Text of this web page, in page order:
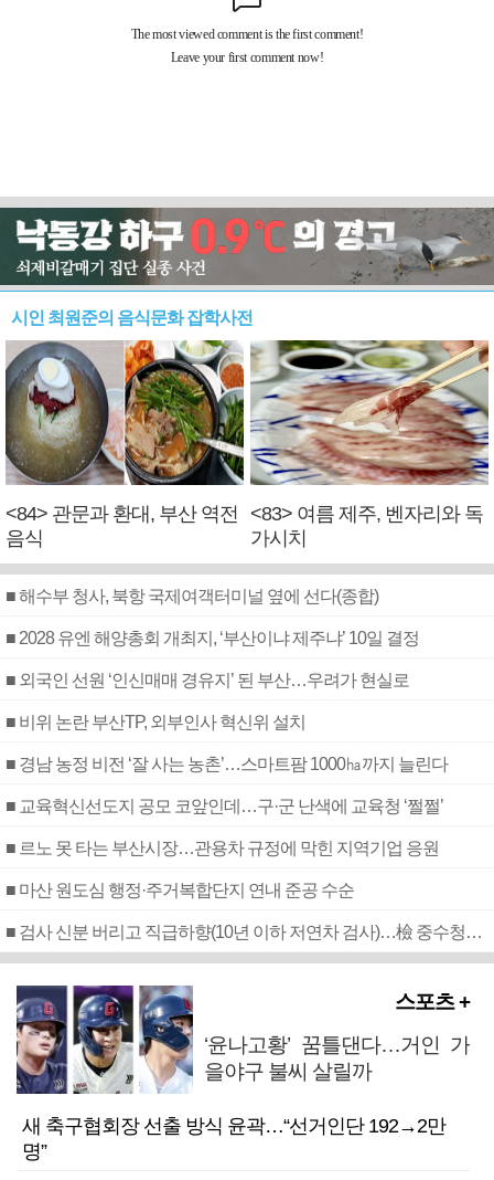
시인 최원준의 음식문화 잡학사전
<84> 관문과 환대, 부산 역전
음식
<83> 여름 제주, 벤자리와 독
가시치
■ 해수부 청사, 북항 국제여객터미널 옆에 선다(종합)
■ 2028 유엔 해양총회 개최지, ‘부산이냐 제주냐’ 10일 결정
■ 외국인 선원 ‘인신매매 경유지’ 된 부산…우려가 현실로
■ 비위 논란 부산TP, 외부인사 혁신위 설치
■ 경남 농정 비전 ‘잘 사는 농촌’…스마트팜 1000㏊까지 늘린다
■ 교육혁신선도지 공모 코앞인데…구·군 난색에 교육청 ‘쩔쩔’
■ 르노 못 타는 부산시장…관용차 규정에 막힌 지역기업 응원
■ 마산 원도심 행정·주거복합단지 연내 준공 수순
■ 검사 신분 버리고 직급하향(10년 이하 저연차 검사)…檢 중수청행 기피
스포츠 +
‘윤나고황’ 꿈틀댄다…거인 가
을야구 불씨 살릴까
새 축구협회장 선출 방식 윤곽…“선거인단 192→2만
명”